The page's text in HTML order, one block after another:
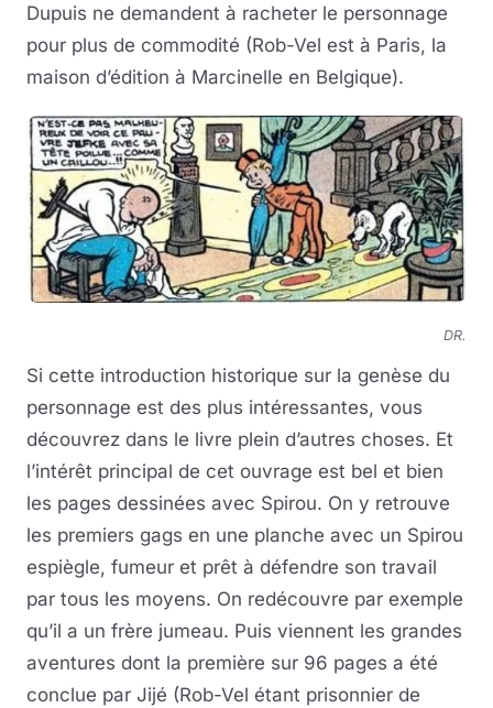
Dupuis ne demandent à racheter le personnage
pour plus de commodité (Rob-Vel est à Paris, la
maison d’édition à Marcinelle en Belgique).
DR.
Si cette introduction historique sur la genèse du
personnage est des plus intéressantes, vous
découvrez dans le livre plein d’autres choses. Et
l’intérêt principal de cet ouvrage est bel et bien
les pages dessinées avec Spirou. On y retrouve
les premiers gags en une planche avec un Spirou
espiègle, fumeur et prêt à défendre son travail
par tous les moyens. On redécouvre par exemple
qu’il a un frère jumeau. Puis viennent les grandes
aventures dont la première sur 96 pages a été
conclue par Jijé (Rob-Vel étant prisonnier de